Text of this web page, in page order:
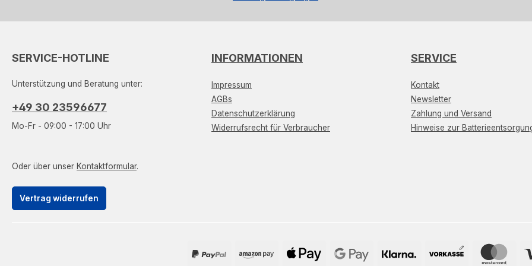
SERVICE-HOTLINE
Unterstützung und Beratung unter:
+49 30 23596677
Mo-Fr - 09:00 - 17:00 Uhr
Oder über unser Kontaktformular.
Vertrag widerrufen
INFORMATIONEN
Impressum
AGBs
Datenschutzerklärung
Widerrufsrecht für Verbraucher
SERVICE
Kontakt
Newsletter
Zahlung und Versand
Hinweise zur